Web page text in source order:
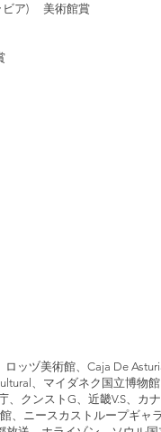
ビア) 美術館賞
ッヅ美術館、Caja De
、マイダネク国立博物
クンストG、近畿V.S、カ
、ニースカストループギャ